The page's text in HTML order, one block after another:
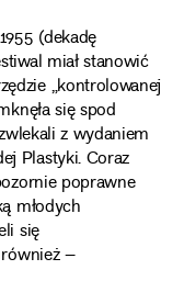
(dekadę
miał stanowić
„kontrolowanej
się spod
z wydaniem
Plastyki. Coraz
poprawne
młodych
się
–